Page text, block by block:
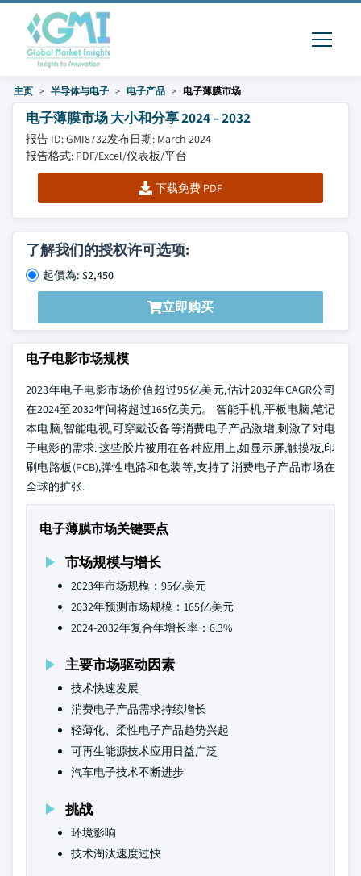
主页 半导体与电子 电子产品 电子薄膜市场
电子薄膜市场 大小和分享 2024 – 2032
报告 ID: GMI8732发布日期: March 2024
报告格式: PDF/Excel/仪表板/平台
下载免费 PDF
了解我们的授权许可选项:
起價為: $2,450
立即购买
电子电影市场规模
2023年电子电影市场价值超过95亿美元,估计2032年CAGR公司
在2024至2032年间将超过165亿美元。 智能手机,平板电脑,笔记
本电脑,智能电视,可穿戴设备等消费电子产品激增,刺激了对电
子电影的需求. 这些胶片被用在各种应用上,如显示屏,触摸板,印
刷电路板(PCB),弹性电路和包装等,支持了消费电子产品市场在
全球的扩张.
电子薄膜市场关键要点
市场规模与增长
2023年市场规模：95亿美元
2032年预测市场规模：165亿美元
2024-2032年复合年增长率：6.3%
主要市场驱动因素
技术快速发展
消费电子产品需求持续增长
轻薄化、柔性电子产品趋势兴起
可再生能源技术应用日益广泛
汽车电子技术不断进步
挑战
环境影响
技术淘汰速度过快